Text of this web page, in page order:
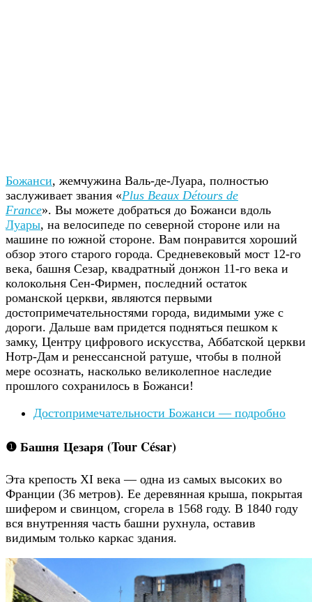
Божанси, жемчужина Валь-де-Луара, полностью
заслуживает звания «Plus Beaux Détours de
France». Вы можете добраться до Божанси вдоль
Луары, на велосипеде по северной стороне или на
машине по южной стороне. Вам понравится хороший
обзор этого старого города. Средневековый мост 12-го
века, башня Сезар, квадратный донжон 11-го века и
колокольня Сен-Фирмен, последний остаток
романской церкви, являются первыми
достопримечательностями города, видимыми уже с
дороги. Дальше вам придется подняться пешком к
замку, Центру цифрового искусства, Аббатской церкви
Нотр-Дам и ренессансной ратуше, чтобы в полной
мере осознать, насколько великолепное наследие
прошлого сохранилось в Божанси!
Достопримечательности Божанси — подробно
❶ Башня Цезаря (Tour César)
Эта крепость XI века — одна из самых высоких во
Франции (36 метров). Ее деревянная крыша, покрытая
шифером и свинцом, сгорела в 1568 году. В 1840 году
вся внутренняя часть башни рухнула, оставив
видимым только каркас здания.